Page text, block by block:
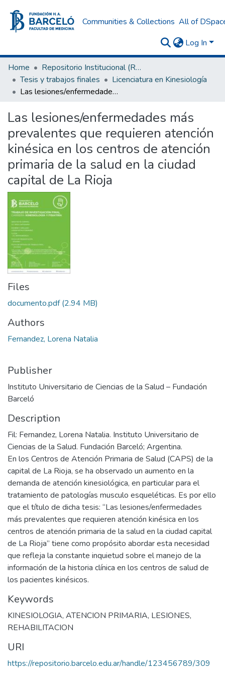
Communities & Collections All of
Log In
Home
Repositorio Institucional (RI) del Instituto Universitario de Ciencias de la Salud Fundación H. A. Barceló
Tesis y trabajos finales
Licenciatura en Kinesiología
Las lesiones/enfermedades más prevalentes que requieren atención kinésica en los centros de atención primaria de la salud en la ciudad capital de La Rioja
Las lesiones/enfermedades más
prevalentes que requieren atención
kinésica en los centros de atención
primaria de la salud en la ciudad
capital de La Rioja
Files
documento.pdf(2.94 MB)
Authors
Fernandez, Lorena Natalia
Publisher
Instituto Universitario de Ciencias de la Salud – Fundación
Barceló
Description
Fil: Fernandez, Lorena Natalia. Instituto Universitario de
Ciencias de la Salud. Fundación Barceló; Argentina.
En los Centros de Atención Primaria de Salud (CAPS) de la
capital de La Rioja, se ha observado un aumento en la
demanda de atención kinesiológica, en particular para el
tratamiento de patologías musculo esqueléticas. Es por ello
que el título de dicha tesis: “Las lesiones/enfermedades
más prevalentes que requieren atención kinésica en los
centros de atención primaria de la salud en la ciudad capital
de La Rioja” tiene como propósito abordar esta necesidad
que refleja la constante inquietud sobre el manejo de la
información de la historia clínica en los centros de salud de
los pacientes kinésicos.
Keywords
KINESIOLOGIA, ATENCION PRIMARIA, LESIONES,
REHABILITACION
URI
https://repositorio.barcelo.edu.ar/handle/123456789/309